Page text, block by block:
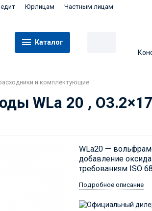
Юрлицам Частным лицам
Каталог
и комплектующие
WLa 20 ,
WLa20 —
добавление оксида
требованиям ISO
Подробное описание